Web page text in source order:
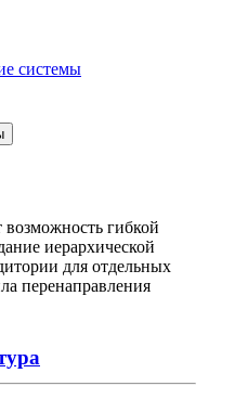
системы
возможность гибкой
иерархической
для отдельных
перенаправления